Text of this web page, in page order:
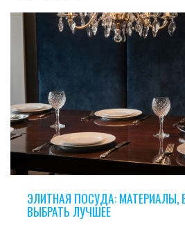
ЭЛИТНАЯ ПОСУДА: МАТЕРИАЛЫ,
ВЫБРАТЬ ЛУЧШЕЕ